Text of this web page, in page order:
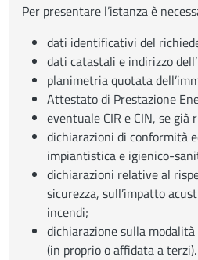
Per presentare l’istanza è
dati identificativi del
dati catastali e indirizzo
planimetria quotata
Attestato di Prestazione
eventuale CIR e CIN, se già
dichiarazioni di conformità
impiantistica e igienico-
dichiarazioni relative al
sicurezza, sull’impatto
incendi;
dichiarazione sulla
(in proprio o affidata a terzi).